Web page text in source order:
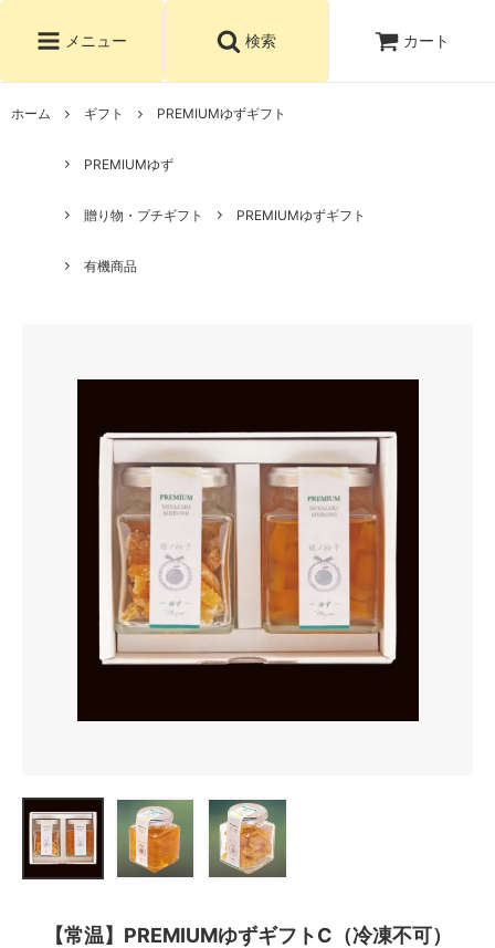
メニュー 検索 カート
ホーム ギフト PREMIUMゆずギフト
PREMIUMゆず
贈り物・プチギフト PREMIUMゆずギフト
有機商品
【常温】PREMIUMゆずギフトC（冷凍不可）